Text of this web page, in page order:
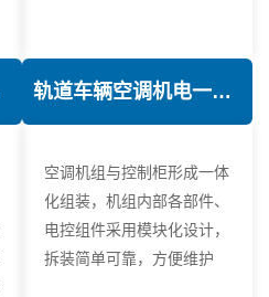
轨道车辆空调机电一体化技术
空调机组与控制柜形成一体
化组装，机组内部各部件、
电控组件采用模块化设计，
拆装简单可靠，方便维护